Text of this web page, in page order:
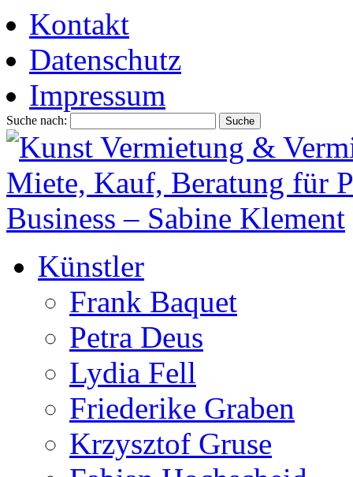
Kontakt
Datenschutz
Impressum
Suche nach:
Künstler
Frank Baquet
Petra Deus
Lydia Fell
Friederike Graben
Krzysztof Gruse